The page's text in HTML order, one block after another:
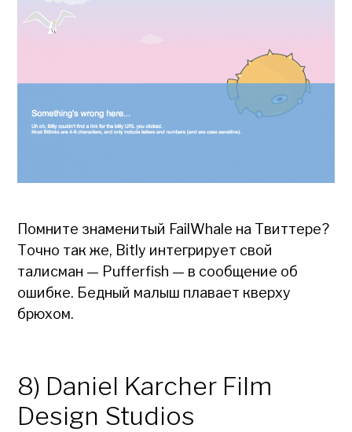
Помните знаменитый FailWhale на Твиттере?
Точно так же, Bitly интегрирует свой
талисман — Pufferfish — в сообщение об
ошибке. Бедный малыш плавает кверху
брюхом.
8) Daniel Karcher Film
Design Studios